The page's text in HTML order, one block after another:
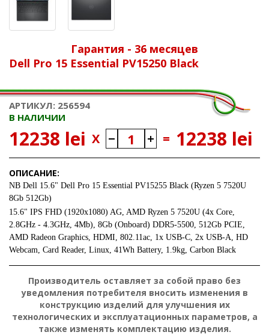
Гарантия - 36 месяцев
Dell Pro 15 Essential PV15250 Black
АРТИКУЛ: 256594
В НАЛИЧИИ
12238 lei X = 12238 lei
ОПИСАНИЕ:
NB Dell 15.6" Dell Pro 15 Essential PV15255 Black (Ryzen 5 7520U
8Gb 512Gb)
15.6" IPS FHD (1920x1080) AG, AMD Ryzen 5 7520U (4x Core,
2.8GHz - 4.3GHz, 4Mb), 8Gb (Onboard) DDR5-5500, 512Gb PCIE,
AMD Radeon Graphics, HDMI, 802.11ac, 1x USB-C, 2x USB-A, HD
Webcam, Card Reader, Linux, 41Wh Battery, 1.9kg, Carbon Black
Производитель оставляет за собой право без
уведомления потребителя вносить изменения в
конструкцию изделий для улучшения их
технологических и эксплуатационных параметров, а
также изменять комплектацию изделия.